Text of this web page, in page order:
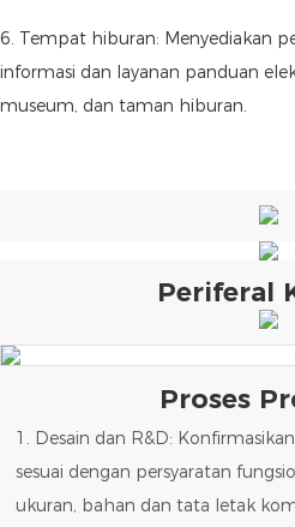
6. Tempat hiburan: Menyediakan
informasi dan layanan panduan
museum, dan taman hiburan.
Periferal
Proses
1. Desain dan R&D:
sesuai dengan persyaratan
ukuran, bahan dan tata letak